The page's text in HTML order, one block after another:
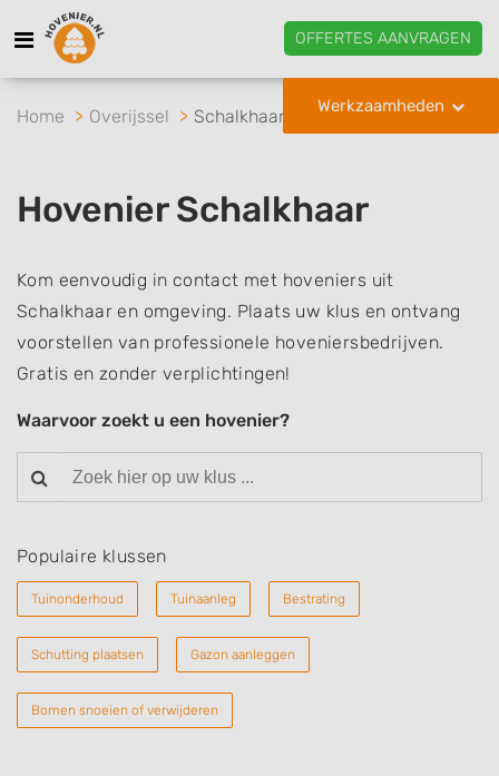
OFFERTES AANVRAGEN
Werkzaamheden
Home Overijssel Schalkhaar
Hovenier Schalkhaar
Kom eenvoudig in contact met hoveniers uit
Schalkhaar en omgeving. Plaats uw klus en ontvang
voorstellen van professionele hoveniersbedrijven.
Gratis en zonder verplichtingen!
Waarvoor zoekt u een hovenier?
Populaire klussen
Tuinonderhoud Tuinaanleg Bestrating
Schutting plaatsen Gazon aanleggen
Bomen snoeien of verwijderen